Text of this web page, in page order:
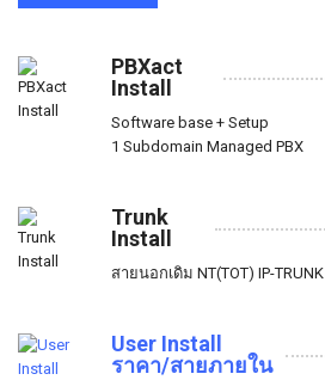
PBXact
Install
Software base + Setup
1 Subdomain Managed PBX
Trunk
Install
สายนอกเดิม NT(TOT) IP-TRUNK
User Install
ราคา/สายภายใน